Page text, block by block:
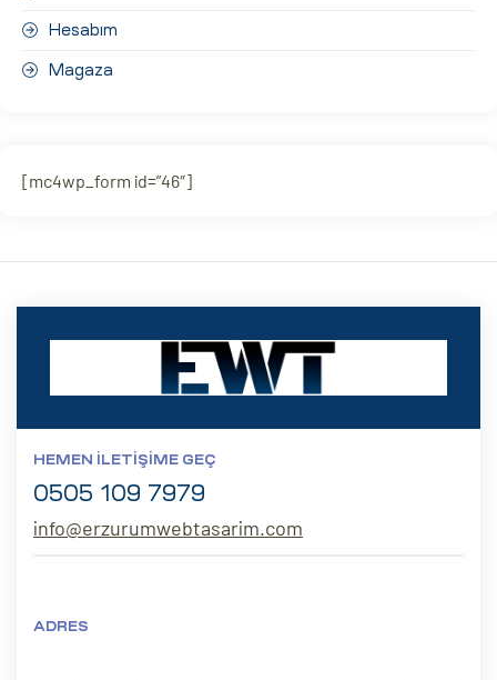
Hesabım
Magaza
[mc4wp_form id=”46″]
HEMEN İLETIŞIME GEÇ
0505 109 7979
info@erzurumwebtasarim.com
ADRES